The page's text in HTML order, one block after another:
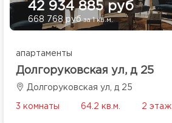
42 934 885 руб
668 768 рубза 1 кв.м.
апартаменты
Долгоруковская ул, д 25
Долгоруковская ул, д 25
3 комнаты 64.2 кв.м. 2 этаж